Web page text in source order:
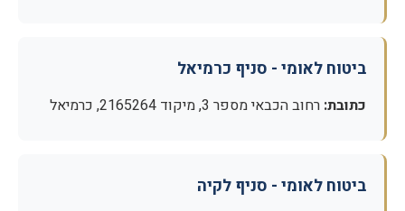
ביטוח לאומי - סניף כרמיאל
כתובת: רחוב הכבאי מספר 3, מיקוד 2165264, כרמיאל
ביטוח לאומי - סניף לקיה